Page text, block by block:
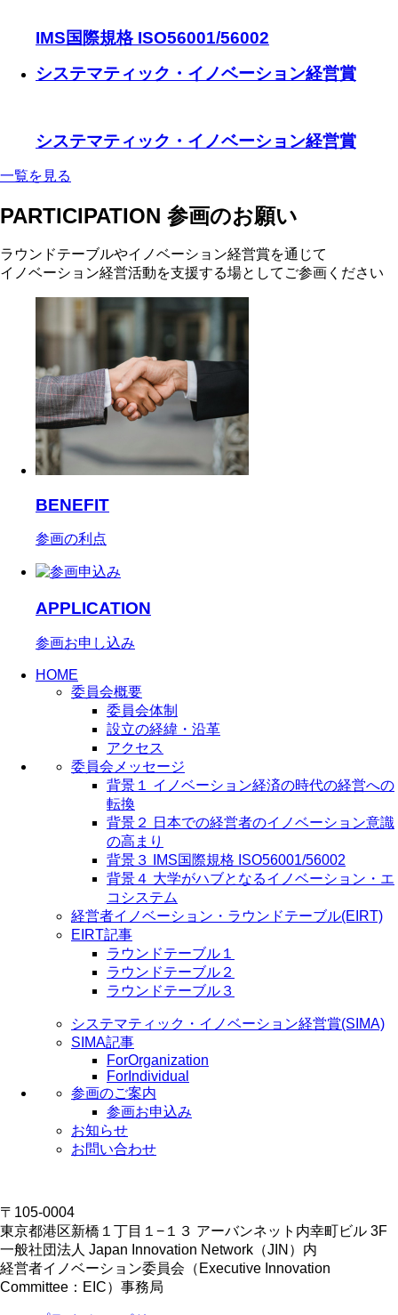
IMS国際規格 ISO56001/56002
システマティック・イノベーション経営賞
システマティック・イノベーション経営賞
一覧を見る
PARTICIPATION 参画のお願い
ラウンドテーブルやイノベーション経営賞を通じて
イノベーション経営活動を支援する場としてご参画ください
BENEFIT
参画の利点
APPLICATION
参画お申し込み
HOME
委員会概要
委員会体制
設立の経緯・沿革
アクセス
委員会メッセージ
背景１ イノベーション経済の時代の経営への
転換
背景２ 日本での経営者のイノベーション意識
の高まり
背景３ IMS国際規格 ISO56001/56002
背景４ 大学がハブとなるイノベーション・エ
コシステム
経営者イノベーション・ラウンドテーブル(EIRT)
EIRT記事
ラウンドテーブル１
ラウンドテーブル２
ラウンドテーブル３
システマティック・イノベーション経営賞(SIMA)
SIMA記事
ForOrganization
ForIndividual
参画のご案内
参画お申込み
お知らせ
お問い合わせ
〒105-0004
東京都港区新橋１丁目１−１３ アーバンネット内幸町ビル 3F
一般社団法人 Japan Innovation Network（JIN）内
経営者イノベーション委員会（Executive Innovation
Committee：EIC）事務局